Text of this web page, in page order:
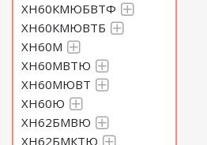
ХН60КМЮБВТФ
ХН60КМЮВТБ
ХН60М
ХН60МВТЮ
ХН60МЮВТ
ХН60Ю
ХН62БМВЮ
ХН62БМКТЮ